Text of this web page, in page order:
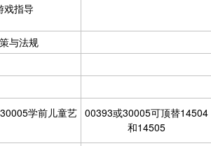
戏指导
与法规
学前儿童艺 00393或30005可顶替14504
和14505